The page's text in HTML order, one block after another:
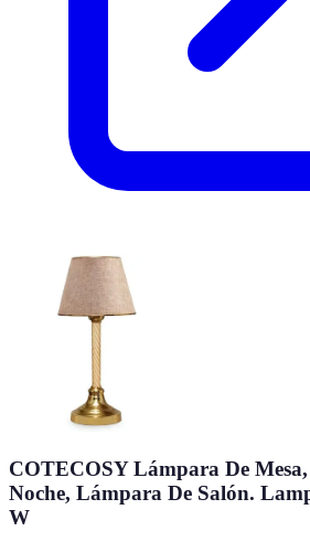
COTECOSY Lámpara De
Noche, Lámpara De Salón.
W